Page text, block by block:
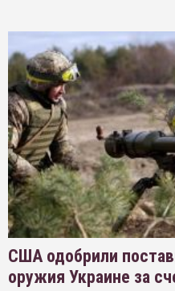
США одобрили
оружия Украине за